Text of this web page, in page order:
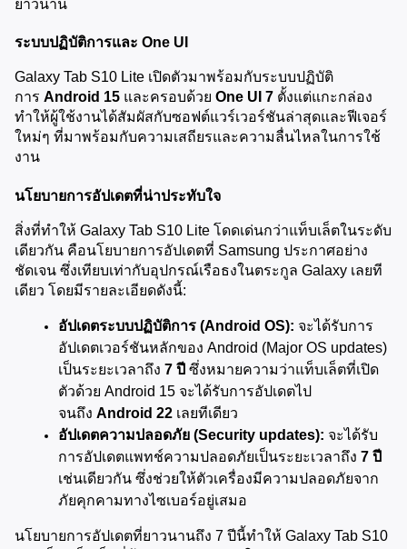
ยาวนาน
ระบบปฏิบัติการและ One UI
Galaxy Tab S10 Lite เปิดตัวมาพร้อมกับระบบปฏิบัติ
การ Android 15 และครอบด้วย One UI 7 ตั้งแต่แกะกล่อง
ทำให้ผู้ใช้งานได้สัมผัสกับซอฟต์แวร์เวอร์ชันล่าสุดและฟีเจอร์
ใหม่ๆ ที่มาพร้อมกับความเสถียรและความลื่นไหลในการใช้
งาน
นโยบายการอัปเดตที่น่าประทับใจ
สิ่งที่ทำให้ Galaxy Tab S10 Lite โดดเด่นกว่าแท็บเล็ตในระดับ
เดียวกัน คือนโยบายการอัปเดตที่ Samsung ประกาศอย่าง
ชัดเจน ซึ่งเทียบเท่ากับอุปกรณ์เรือธงในตระกูล Galaxy เลยที
เดียว โดยมีรายละเอียดดังนี้:
อัปเดตระบบปฏิบัติการ (Android OS): จะได้รับการ
อัปเดตเวอร์ชันหลักของ Android (Major OS updates)
เป็นระยะเวลาถึง 7 ปี ซึ่งหมายความว่าแท็บเล็ตที่เปิด
ตัวด้วย Android 15 จะได้รับการอัปเดตไป
จนถึง Android 22 เลยทีเดียว
อัปเดตความปลอดภัย (Security updates): จะได้รับ
การอัปเดตแพทช์ความปลอดภัยเป็นระยะเวลาถึง 7 ปี
เช่นเดียวกัน ซึ่งช่วยให้ตัวเครื่องมีความปลอดภัยจาก
ภัยคุกคามทางไซเบอร์อยู่เสมอ
นโยบายการอัปเดตที่ยาวนานถึง 7 ปีนี้ทำให้ Galaxy Tab S10